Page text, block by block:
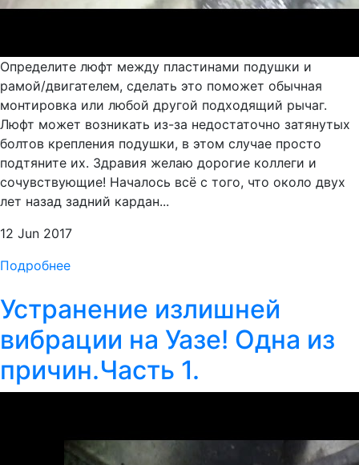
Определите люфт между пластинами подушки и
рамой/двигателем, сделать это поможет обычная
монтировка или любой другой подходящий рычаг.
Люфт может возникать из-за недостаточно затянутых
болтов крепления подушки, в этом случае просто
подтяните их. Здравия желаю дорогие коллеги и
сочувствующие! Началось всё с того, что около двух
лет назад задний кардан...
12 Jun 2017
Подробнее
Устранение излишней
вибрации на Уазе! Одна из
причин.Часть 1.